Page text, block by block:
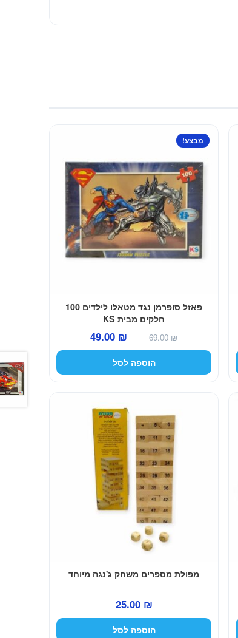
פאזל סופרמן נגד מטאלו לילדים 100
חלקים מבית KS
מבצע!
69.00₪
המחיר
המקורי
היה:
49.00 ₪
המחיר
הנוכחי
הוספה לסל
מפולת מספרים משחק ג'נגה מיוחד
25.00 ₪
הוספה לסל